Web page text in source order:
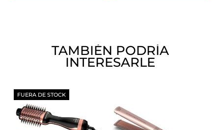
TAMBIÉN PODRÍA
INTERESARLE
FUERA DE STOCK